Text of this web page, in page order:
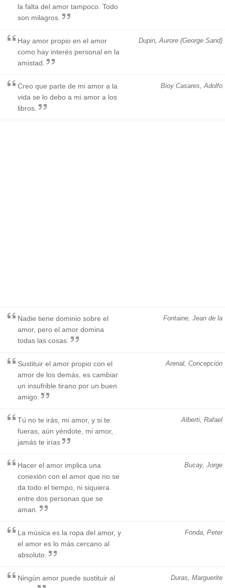
la falta del amor tampoco. Todo
son milagros.
Dupin, Aurore (George Sand)
Hay amor propio en el amor
como hay interés personal en la
amistad.
Bioy Casares, Adolfo
Creo que parte de mi amor a la
vida se lo debo a mi amor a los
libros.
Fontaine, Jean de la
Nadie tiene dominio sobre el
amor, pero el amor domina
todas las cosas.
Arenal, Concepción
Sustituir el amor propio con el
amor de los demás, es cambiar
un insufrible tirano por un buen
amigo.
Alberti, Rafael
Tú no te irás, mi amor, y si te
fueras, aún yéndote, mi amor,
jamás te irías
Bucay, Jorge
Hacer el amor implica una
conexión con el amor que no se
da todo el tiempo, ni siquiera
entre dos personas que se
aman.
Fonda, Peter
La música es la ropa del amor, y
el amor es lo más cercano al
absoluto.
Duras, Marguerite
Ningún amor puede sustituir al